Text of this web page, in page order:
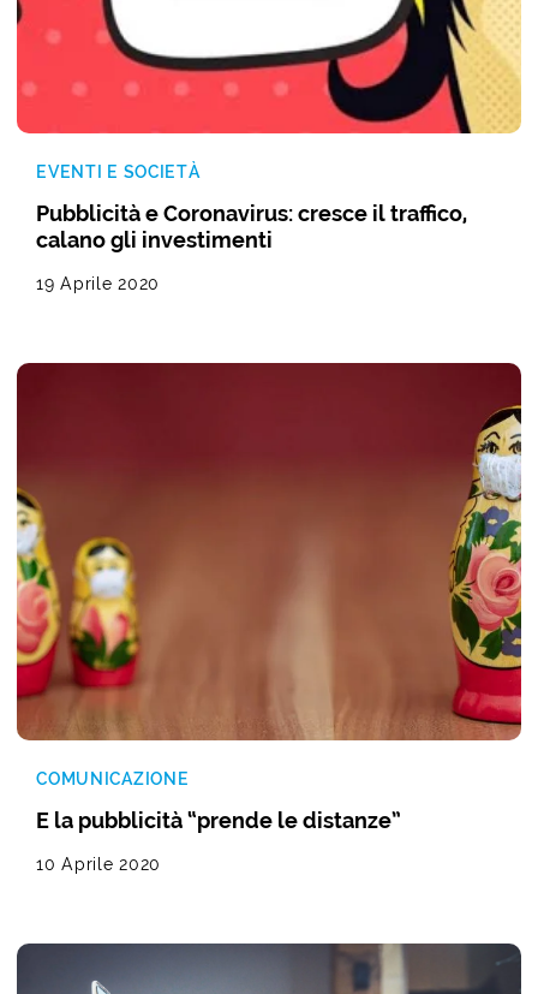
EVENTI E SOCIETÀ
Pubblicità e Coronavirus: cresce il traffico,
calano gli investimenti
19 Aprile 2020
COMUNICAZIONE
E la pubblicità “prende le distanze”
10 Aprile 2020